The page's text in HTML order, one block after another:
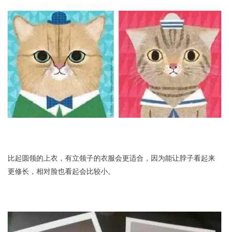
比起圆领的上衣，有立领子的衣服会更适合，因为能让脖子看起来
更修长，相对脸也看起会比较小。